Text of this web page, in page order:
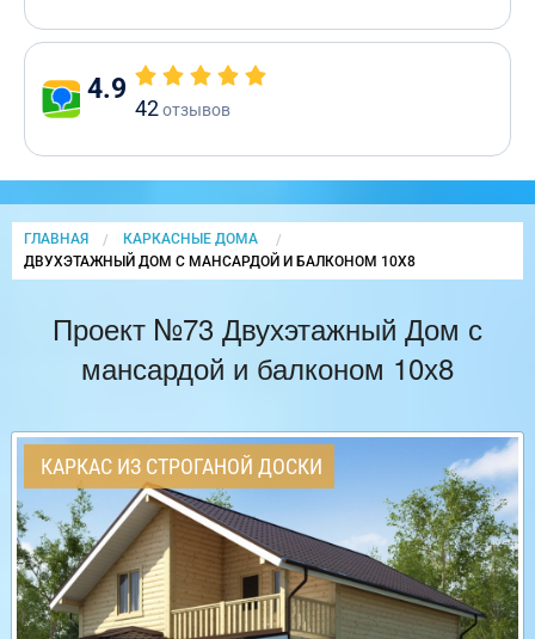
4.9
42отзывов
ГЛАВНАЯ
КАРКАСНЫЕ ДОМА
CURRENT:
ДВУХЭТАЖНЫЙ ДОМ С МАНСАРДОЙ И БАЛКОНОМ 10Х8
Проект №73 Двухэтажный Дом с
мансардой и балконом 10х8
КАРКАС ИЗ СТРОГАНОЙ ДОСКИ